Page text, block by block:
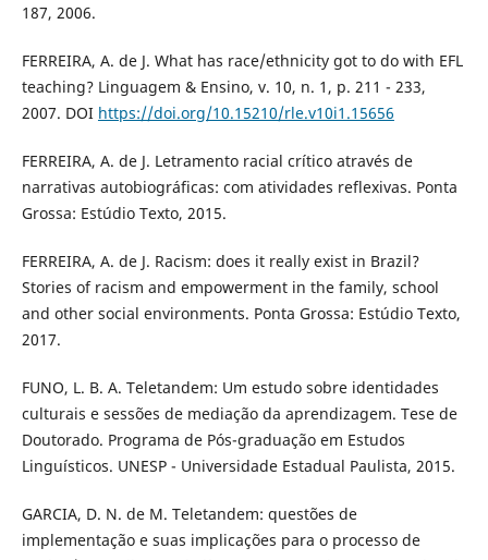
187, 2006.
FERREIRA, A. de J. What has race/ethnicity got to do with EFL
teaching? Linguagem & Ensino, v. 10, n. 1, p. 211 - 233,
2007. DOI https://doi.org/10.15210/rle.v10i1.15656
FERREIRA, A. de J. Letramento racial crítico através de
narrativas autobiográficas: com atividades reflexivas. Ponta
Grossa: Estúdio Texto, 2015.
FERREIRA, A. de J. Racism: does it really exist in Brazil?
Stories of racism and empowerment in the family, school
and other social environments. Ponta Grossa: Estúdio Texto,
2017.
FUNO, L. B. A. Teletandem: Um estudo sobre identidades
culturais e sessões de mediação da aprendizagem. Tese de
Doutorado. Programa de Pós-graduação em Estudos
Linguísticos. UNESP - Universidade Estadual Paulista, 2015.
GARCIA, D. N. de M. Teletandem: questões de
implementação e suas implicações para o processo de